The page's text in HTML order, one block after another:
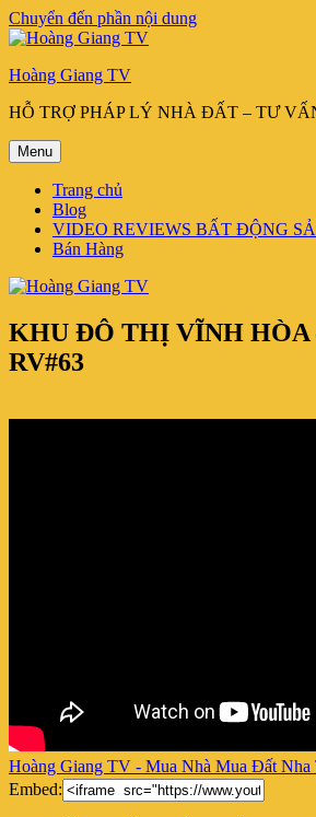
Chuyển đến phần nội dung
Hoàng Giang TV
HỖ TRỢ PHÁP LÝ NHÀ ĐẤT – TƯ
Menu
Trang chủ
Blog
VIDEO REVIEWS BẤT ĐỘNG
Bán Hàng
KHU ĐÔ THỊ VĨNH HÒA
RV#63
Hoàng Giang TV - Mua Nhà Mua Đất Nha
Embed: